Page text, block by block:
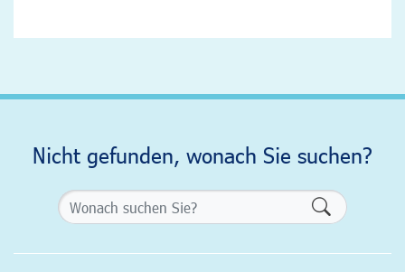
Nicht gefunden, wonach Sie suchen?